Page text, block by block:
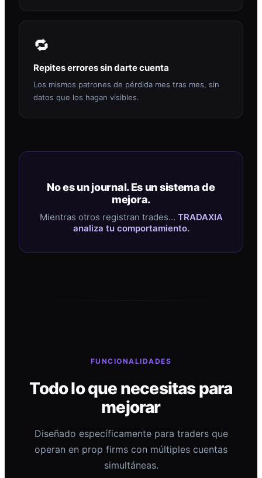
🔁
Repites errores sin darte cuenta
Los mismos patrones de pérdida mes tras mes, sin
datos que los hagan visibles.
No es un journal. Es un sistema de
mejora.
Mientras otros registran trades… TRADAXIA
analiza tu comportamiento.
FUNCIONALIDADES
Todo lo que necesitas para
mejorar
Diseñado específicamente para traders que
operan en prop firms con múltiples cuentas
simultáneas.